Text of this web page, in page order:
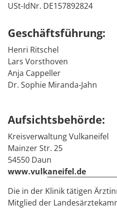
Onkologie
Pneumologie
Rheumatologie
Presse
Karriere
USt-IdNr. DE157892824
Geschäftsführung:
Henri Ritschel
Lars Vorsthoven
Anja Cappeller
Dr. Sophie Miranda-Jahn
Aufsichtsbehörde:
Kreisverwaltung Vulkaneifel
Mainzer Str. 25
54550 Daun
www.vulkaneifel.de
Die in der Klinik tätigen
Mitglied der